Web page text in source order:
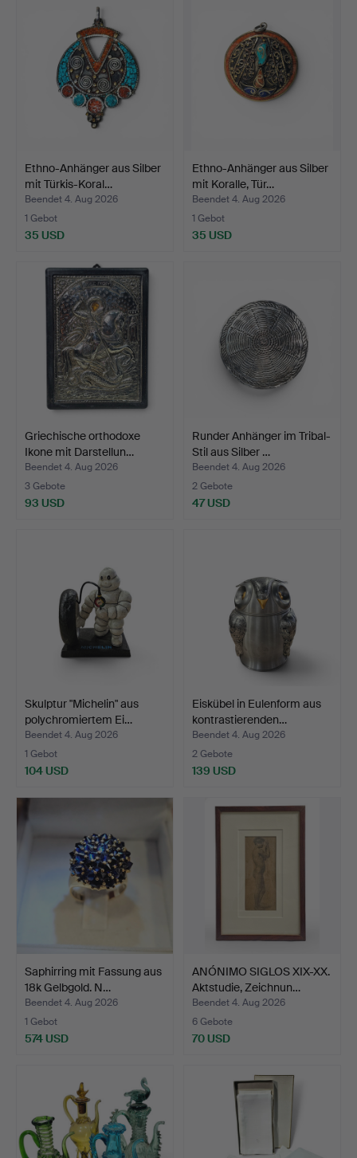
Ethno-Anhänger aus Silber
mit Türkis-Koral…
Beendet 4. Aug 2026
1 Gebot
35 USD
Ethno-Anhänger aus Silber
mit Koralle, Tür…
Beendet 4. Aug 2026
1 Gebot
35 USD
Griechische orthodoxe
Ikone mit Darstellun…
Beendet 4. Aug 2026
3 Gebote
93 USD
Runder Anhänger im Tribal-
Stil aus Silber …
Beendet 4. Aug 2026
2 Gebote
47 USD
Skulptur "Michelin" aus
polychromiertem Ei…
Beendet 4. Aug 2026
1 Gebot
104 USD
Eiskübel in Eulenform aus
kontrastierenden…
Beendet 4. Aug 2026
2 Gebote
139 USD
Saphirring mit Fassung aus
18k Gelbgold. N…
Beendet 4. Aug 2026
1 Gebot
574 USD
ANÓNIMO SIGLOS XIX-XX.
Aktstudie, Zeichnun…
Beendet 4. Aug 2026
6 Gebote
70 USD